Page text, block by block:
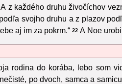
A z každého druhu živočíchov
svojho druhu a z plazov
aj im za pokrm.“ 22 A Noe
rodina do korába, lebo som
po dvoch, samca a